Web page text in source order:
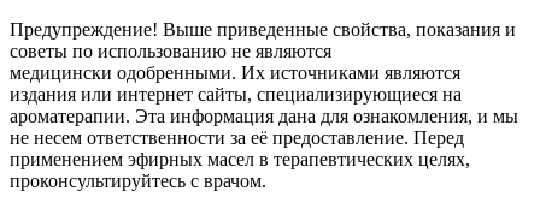
Предупреждение! Выше приведенные свойства, показания и
советы по использованию не являются
медицински одобренными. Их источниками являются
издания или интернет сайты, специализирующиеся на
ароматерапии. Эта информация дана для ознакомления, и мы
не несем ответственности за её предоставление. Перед
применением эфирных масел в терапевтических целях,
проконсультируйтесь с врачом.